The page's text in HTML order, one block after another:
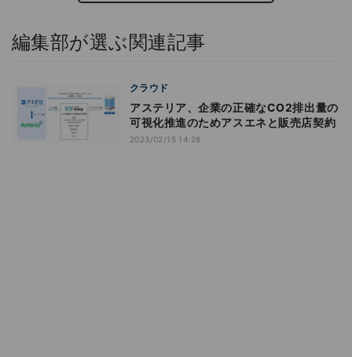
編集部が選ぶ関連記事
クラウド
アステリア、企業の正確なCO2排出量の
可視化推進のためアスエネと販売店契約
2023/02/15 14:26